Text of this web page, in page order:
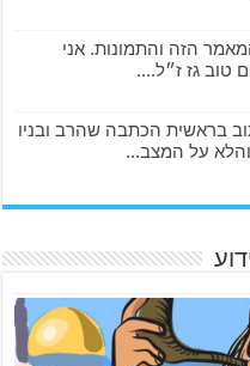
הזה והתמונות. אני
טוב גז ז״ל....
בראשית הכתבה שהרב ובניו
על המצב...